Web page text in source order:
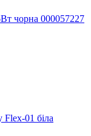
чорна 000057227
Flex-01 біла